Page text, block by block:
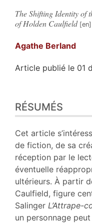
The Shifting Identity of
of Holden Caulfield
Agathe Berland
Article publié le 01
Plan
Texte
Bibliographie
Notes
Citer cet article
Auteur
RÉSUMÉS
Cet article
de fiction, de sa
réception par le
éventuelle
ultérieurs. À partir
Caulfield, figure
Salinger L’Attrape-
un personnage